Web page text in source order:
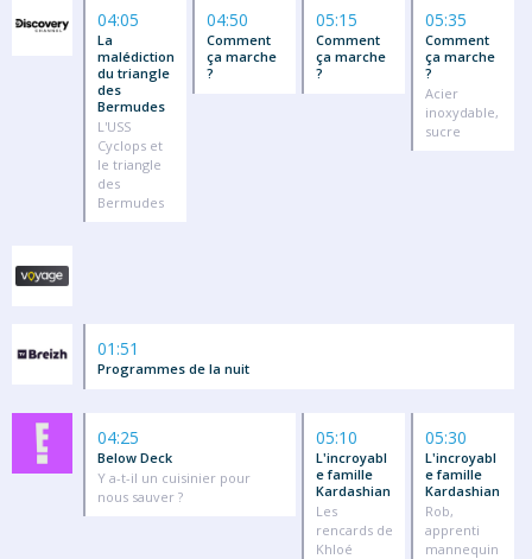
04:05
La
malédiction
du triangle
des
Bermudes
L'USS
Cyclops et
le triangle
des
Bermudes
04:50
Comment
ça marche
?
05:15
Comment
ça marche
?
05:35
Comment
ça marche
?
Acier
inoxydable,
sucre
01:51
Programmes de la nuit
04:25
Below Deck
Y a-t-il un cuisinier pour
nous sauver ?
05:10
L'incroyabl
e famille
Kardashian
Les
rencards de
Khloé
05:30
L'incroyabl
e famille
Kardashian
Rob,
apprenti
mannequin